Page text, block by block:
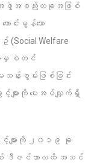
းအဖွဲ့အစည်းတခုအဖြစ်
င်းမွန်သော
Welfare
မှ စတင်
မသန်းစွမ်းဖြစ်ခြင်း
င့်များကို ပေးအပ်လျှက်ရှိ
များကို ၂၀၁၉ ခု
ဒီဇင်ဘာလထိ အသင်